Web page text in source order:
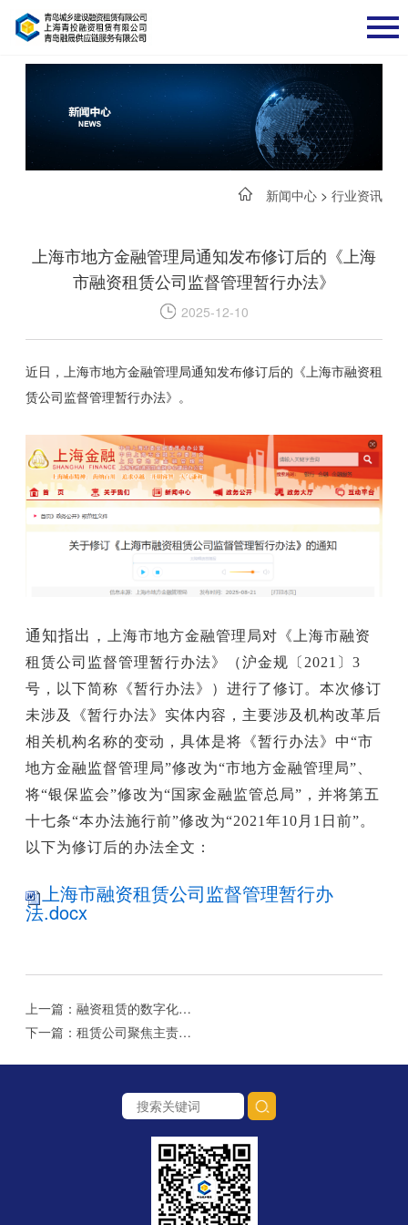
新闻中心 >行业资讯
上海市地方金融管理局通知发布修订后的《上海
市融资租赁公司监督管理暂行办法》
2025-12-10
近日，上海市地方金融管理局通知发布修订后的《上海市融资租
赁公司监督管理暂行办法》。
通知指出， 上海市地方金融管理局对《上海市融资
租赁公司监督管理暂行办法》（沪金规〔 2021〕3
号，以下简称《暂行办法》）进行了修订。本次修订
未涉及《暂行办法》实体内容，主要涉及机构改革后
相关机构名称的变动，具体是将《暂行办法》中“市
地方金融监督管理局”修改为“市地方金融管理局”、
将“银保监会”修改为“国家金融监管总局”，并将第五
十七条“本办法施行前”修改为“2021年10月1日前”。
以下为修订后的办法全文：
上海市融资租赁公司监督管理暂行办
法.docx
上一篇：融资租赁的数字化进程：穿越结构惯性与能力断层
下一篇：租赁公司聚焦主责主业 服务实体经济